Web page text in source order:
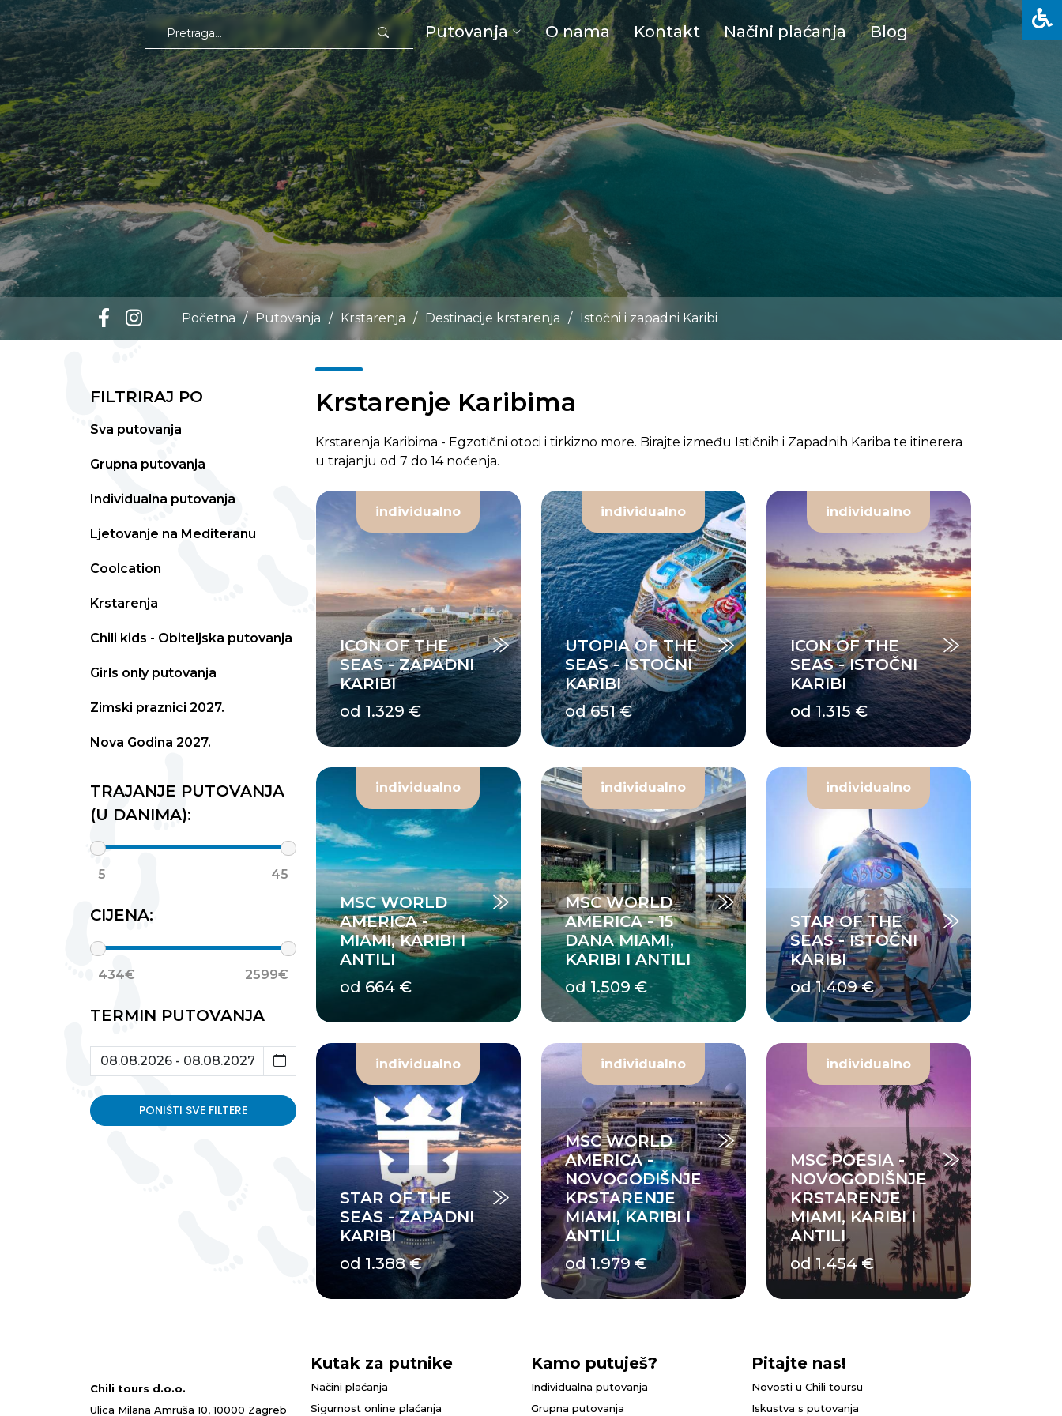
Putovanja O nama Kontakt Načini plaćanja Blog
Početna / Putovanja / Krstarenja / Destinacije krstarenja / Istočni i zapadni Karibi
FILTRIRAJ PO
Sva putovanja
Grupna putovanja
Individualna putovanja
Ljetovanje na Mediteranu
Coolcation
Krstarenja
Chili kids - Obiteljska putovanja
Girls only putovanja
Zimski praznici 2027.
Nova Godina 2027.
TRAJANJE PUTOVANJA
(U DANIMA):
5 45
CIJENA:
434€ 2599€
TERMIN PUTOVANJA
PONIŠTI SVE FILTERE
Krstarenje Karibima
Krstarenja Karibima - Egzotični otoci i tirkizno more. Birajte između Ističnih i Zapadnih Kariba te itinerera
u trajanju od 7 do 14 noćenja.
individualno
ICON OF THE
SEAS - ZAPADNI
KARIBI
od 1.329 €
individualno
UTOPIA OF THE
SEAS - ISTOČNI
KARIBI
od 651 €
individualno
ICON OF THE
SEAS - ISTOČNI
KARIBI
od 1.315 €
individualno
MSC WORLD
AMERICA -
MIAMI, KARIBI I
ANTILI
od 664 €
individualno
MSC WORLD
AMERICA - 15
DANA MIAMI,
KARIBI I ANTILI
od 1.509 €
individualno
STAR OF THE
SEAS - ISTOČNI
KARIBI
od 1.409 €
individualno
STAR OF THE
SEAS - ZAPADNI
KARIBI
od 1.388 €
individualno
MSC WORLD
AMERICA -
NOVOGODIŠNJE
KRSTARENJE
MIAMI, KARIBI I
ANTILI
od 1.979 €
individualno
MSC POESIA -
NOVOGODIŠNJE
KRSTARENJE
MIAMI, KARIBI I
ANTILI
od 1.454 €
Chili tours d.o.o.
Ulica Milana Amruša 10, 10000 Zagreb
Kutak za putnike
Načini plaćanja
Sigurnost online plaćanja
Kamo putuješ?
Individualna putovanja
Grupna putovanja
Pitajte nas!
Novosti u Chili toursu
Iskustva s putovanja